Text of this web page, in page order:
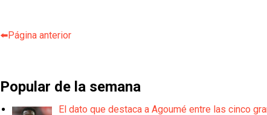
⬅️Página anterior
Popular de la semana
El dato que destaca a Agoumé entre las cinco